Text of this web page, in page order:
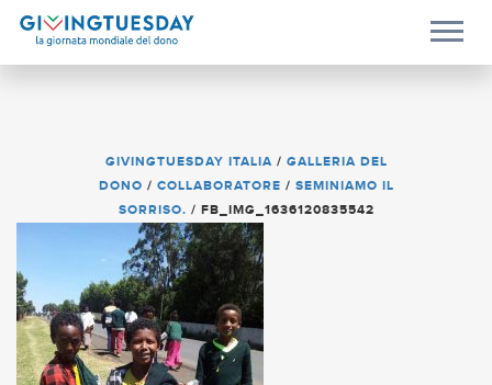
GIVINGTUESDAY ITALIA / GALLERIA DEL
DONO / COLLABORATORE / SEMINIAMO IL
SORRISO. / FB_IMG_1636120835542